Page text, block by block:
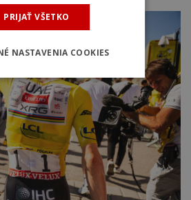
PRIJAŤ VŠETKO
NASTAVENIA COOKIES